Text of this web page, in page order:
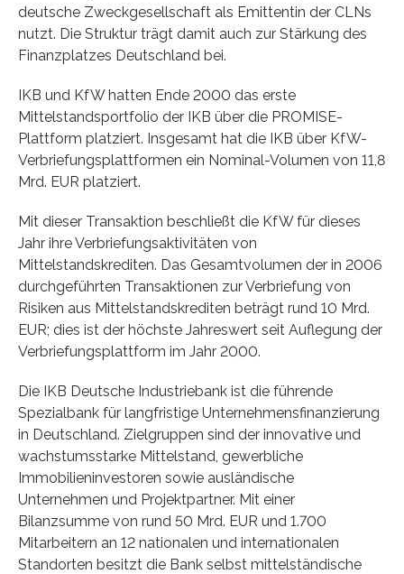
deutsche Zweckgesellschaft als Emittentin der CLNs
nutzt. Die Struktur trägt damit auch zur Stärkung des
Finanzplatzes Deutschland bei.
IKB und KfW hatten Ende 2000 das erste
Mittelstandsportfolio der IKB über die PROMISE-
Plattform platziert. Insgesamt hat die IKB über KfW-
Verbriefungsplattformen ein Nominal-Volumen von 11,8
Mrd. EUR platziert.
Mit dieser Transaktion beschließt die KfW für dieses
Jahr ihre Verbriefungsaktivitäten von
Mittelstandskrediten. Das Gesamtvolumen der in 2006
durchgeführten Transaktionen zur Verbriefung von
Risiken aus Mittelstandskrediten beträgt rund 10 Mrd.
EUR; dies ist der höchste Jahreswert seit Auflegung der
Verbriefungsplattform im Jahr 2000.
Die IKB Deutsche Industriebank ist die führende
Spezialbank für langfristige Unternehmensfinanzierung
in Deutschland. Zielgruppen sind der innovative und
wachstumsstarke Mittelstand, gewerbliche
Immobilieninvestoren sowie ausländische
Unternehmen und Projektpartner. Mit einer
Bilanzsumme von rund 50 Mrd. EUR und 1.700
Mitarbeitern an 12 nationalen und internationalen
Standorten besitzt die Bank selbst mittelständische